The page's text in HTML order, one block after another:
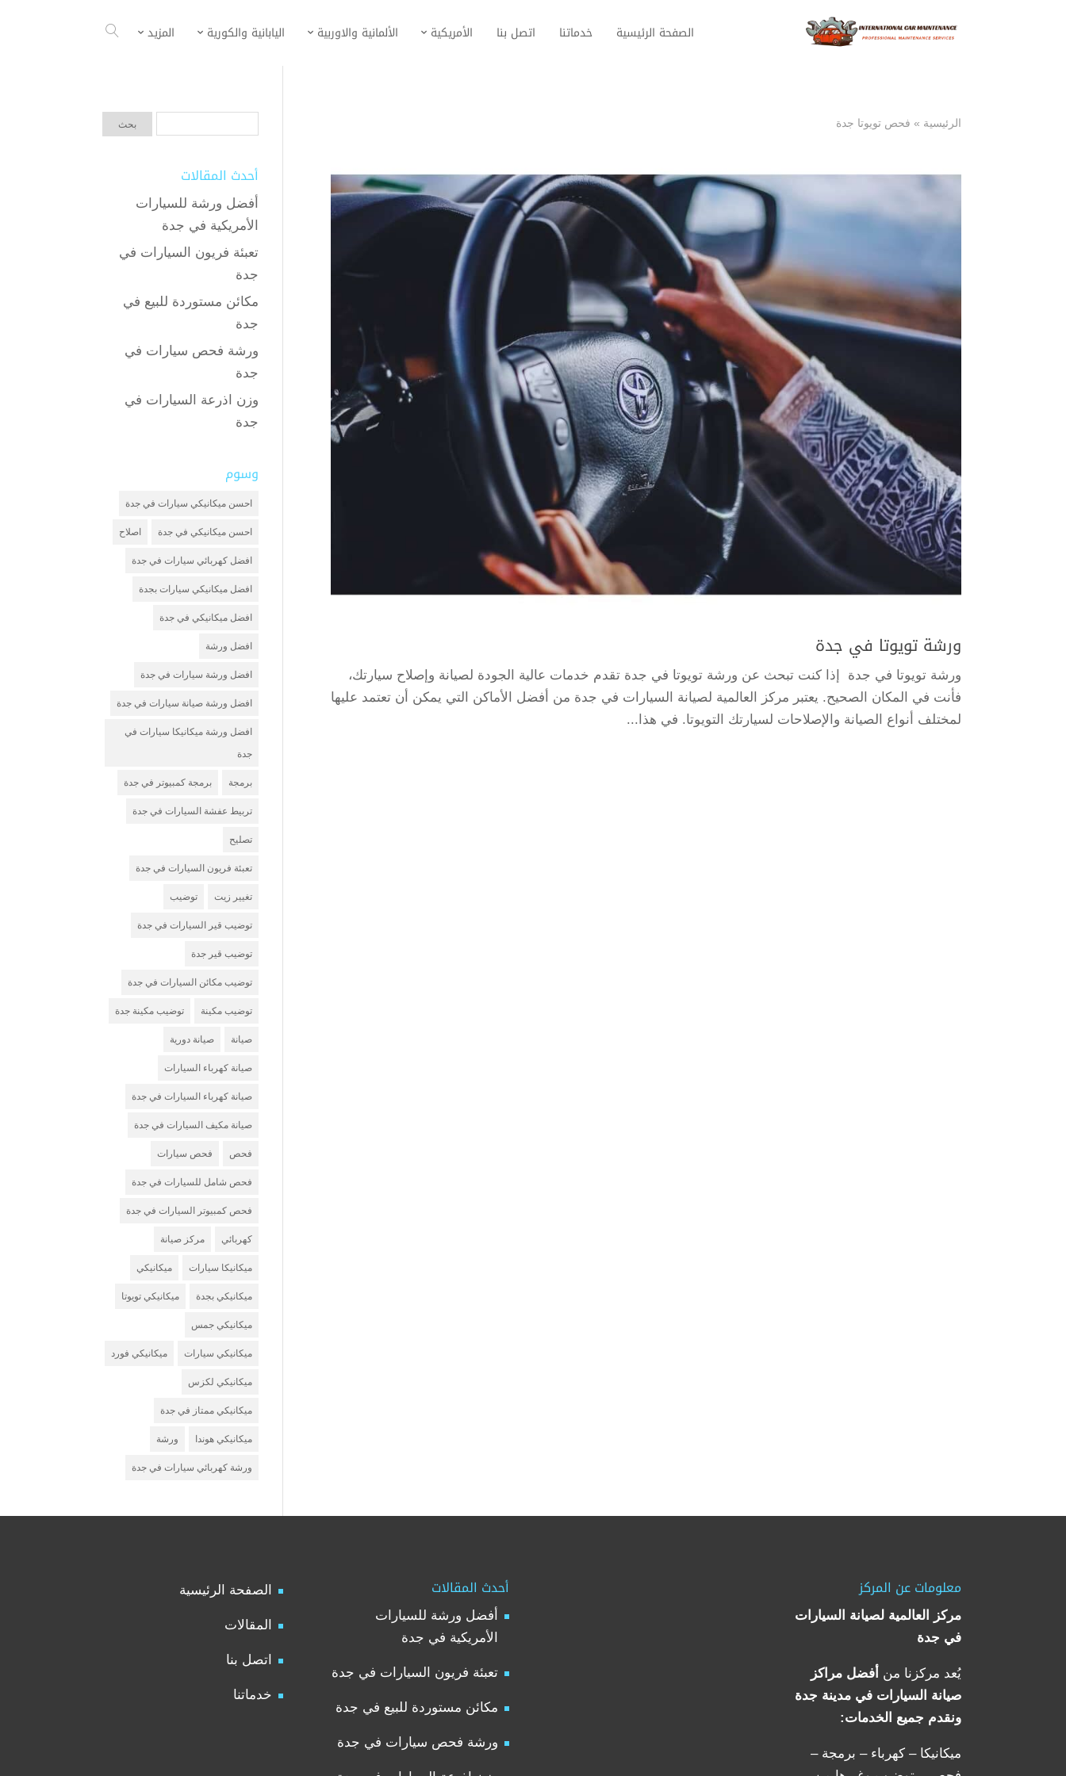
الصفحة الرئيسية خدماتنا اتصل بنا الأمريكية الألمانية والاوربية اليابانية والكورية المزيد
الرئيسية » فحص تويوتا جدة
ورشة تويوتا في جدة
ورشة تويوتا في جدة إذا كنت تبحث عن ورشة تويوتا في جدة تقدم خدمات عالية الجودة لصيانة وإصلاح سيارتك،
فأنت في المكان الصحيح. يعتبر مركز العالمية لصيانة السيارات في جدة من أفضل الأماكن التي يمكن أن تعتمد عليها
لمختلف أنواع الصيانة والإصلاحات لسيارتك التويوتا. في هذا...
أحدث المقالات
أفضل ورشة للسيارات
الأمريكية في جدة
تعبئة فريون السيارات في
جدة
مكائن مستوردة للبيع في
جدة
ورشة فحص سيارات في
جدة
وزن اذرعة السيارات في
جدة
وسوم
احسن ميكانيكي سيارات في جدة
احسن ميكانيكي في جدة اصلاح
افضل كهربائي سيارات في جدة
افضل ميكانيكي سيارات بجدة
افضل ميكانيكي في جدة
افضل ورشة
افضل ورشة سيارات في جدة
افضل ورشة صيانة سيارات في جدة
افضل ورشة ميكانيكا سيارات في
جدة
برمجة برمجة كمبيوتر في جدة
تربيط عفشة السيارات في جدة
تصليح
تعبئة فريون السيارات في جدة
تغيير زيت توضيب
توضيب قير السيارات في جدة
توضيب قير جدة
توضيب مكائن السيارات في جدة
توضيب مكينة توضيب مكينة جدة
صيانة صيانة دورية
صيانة كهرباء السيارات
صيانة كهرباء السيارات في جدة
صيانة مكيف السيارات في جدة
فحص فحص سيارات
فحص شامل للسيارات في جدة
فحص كمبيوتر السيارات في جدة
كهربائي مركز صيانة
ميكانيكا سيارات ميكانيكي
ميكانيكي بجدة ميكانيكي تويوتا
ميكانيكي جمس
ميكانيكي سيارات ميكانيكي فورد
ميكانيكي لكزس
ميكانيكي ممتاز في جدة
ميكانيكي هوندا ورشة
ورشة كهربائي سيارات في جدة
معلومات عن المركز
مركز العالمية لصيانة السيارات
في جدة
يُعد مركزنا من أفضل مراكز
صيانة السيارات في مدينة جدة
ونقدم جميع الخدمات:
ميكانيكا – كهرباء – برمجة –
أحدث المقالات
أفضل ورشة للسيارات
الأمريكية في جدة
تعبئة فريون السيارات في جدة
مكائن مستوردة للبيع في جدة
ورشة فحص سيارات في جدة
الصفحة الرئيسية
المقالات
اتصل بنا
خدماتنا